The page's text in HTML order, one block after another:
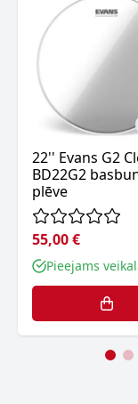
22'' Evans G2
BD22G2
plēve
55,00 €
Pieejams